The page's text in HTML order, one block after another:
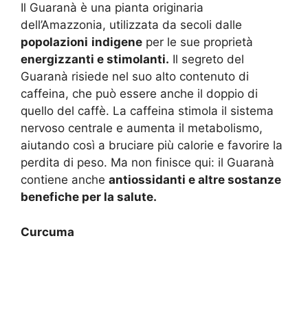
Il Guaranà è una pianta originaria
dell’Amazzonia, utilizzata da secoli dalle
popolazioni indigene per le sue proprietà
energizzanti e stimolanti. Il segreto del
Guaranà risiede nel suo alto contenuto di
caffeina, che può essere anche il doppio di
quello del caffè. La caffeina stimola il sistema
nervoso centrale e aumenta il metabolismo,
aiutando così a bruciare più calorie e favorire la
perdita di peso. Ma non finisce qui: il Guaranà
contiene anche antiossidanti e altre sostanze
benefiche per la salute.
Curcuma